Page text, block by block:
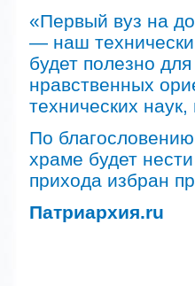
«Первый вуз на
— наш
будет полезно
нравственных
технических
По
храме будет
прихода избран
Патриархия.ru